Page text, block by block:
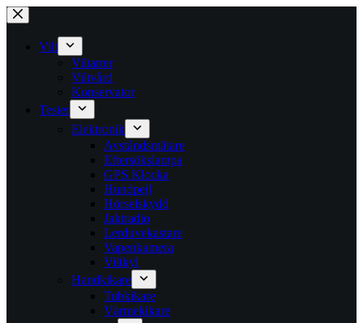
Skip
to
contentVilt
Viltarter
Viltvård
Konservator
Tester
Elektronik
Avståndsmätare
Eftersökslampa
GPS Klocka
Hundpejl
Hörselskydd
Jaktradio
Lerduvekastare
Vapenkamera
Viltkyl
Handkikare
Tubkikare
Värmekikare